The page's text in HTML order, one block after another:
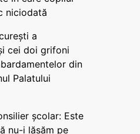
niciodată
a
cei doi grifoni
din
Palatului
școlar: Este
nu-i lăsăm pe